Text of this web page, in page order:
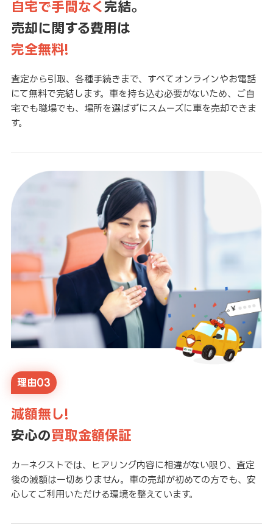
自宅で手間なく 完結。
売却に関する費用は
完全無料!
査定から引取、各種手続きまで、すべてオンラインやお電話
にて無料で完結します。車を持ち込む必要がないため、ご自
宅でも職場でも、場所を選ばずにスムーズに車を売却できま
す。
理由03
減額無し!
安心の買取金額保証
カーネクストでは、ヒアリング内容に相違がない限り、査定
後の減額は一切ありません。車の売却が初めての方でも、安
心してご利用いただける環境を整えています。